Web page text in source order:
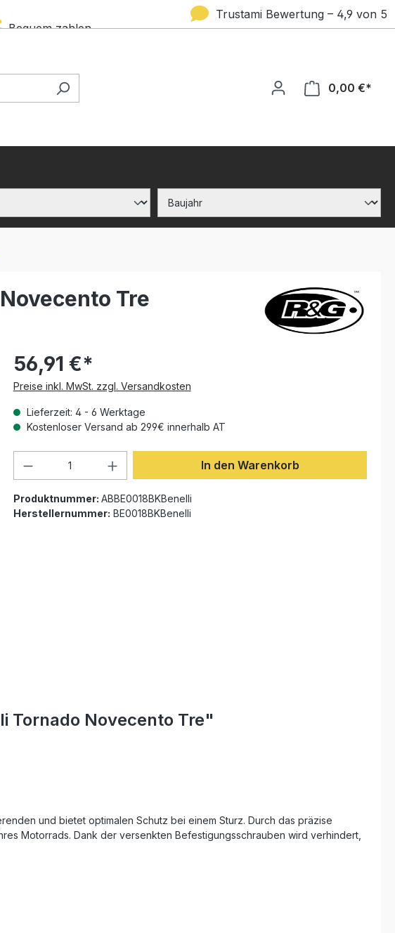
Bequem zahlen
Trustami Bewertung – 4,9 von 5
0,00 €*
Tre
56,91 €*
Preise inkl. MwSt. zzgl. Versandkosten
Lieferzeit: 4 - 6 Werktage
Kostenloser Versand ab 299€ innerhalb AT
Produkt Anzahl: Gib den gewünschten Wert
In den Warenkorb
Produktnummer: ABBE0018BKBenelli
Herstellernummer: BE0018BKBenelli
Tornado Novecento Tre"
und bietet optimalen Schutz bei einem Sturz. Durch das präzise
Motorrads. Dank der versenkten Befestigungsschrauben wird verhindert,